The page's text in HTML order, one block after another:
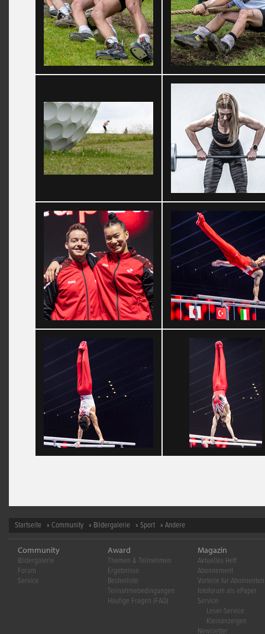
Startseite » Community » Bildergalerie » Sport » Andere
Community
Bildergalerie
Forum
Service
Award
Themen & Teilnehmen
Ergebnisse
Bestenliste
Teilnahmebedingungen
Häufige Fragen (FAQ)
Magazin
Aktuelles Heft
Abonnement
Vorteile für Abonnenten
fotoforum als ePaper
Service
Leser-Service
Kleinanzeigen
Newsletter